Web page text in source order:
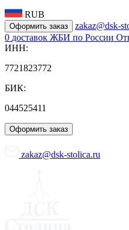
RUB
Оформить заказ zakaz@dsk-
0 доставок ЖБИ по России
ИНН:
7721823772
БИК:
044525411
Оформить заказ
zakaz@dsk-stolica.ru